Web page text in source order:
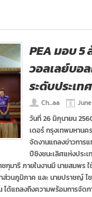
PEA มอบ 5
วอลเลย์บอ
ระดับประเทศ
Ch...aa
วันที่ 26 มิภุนายน
เดอร์ กรุงเทพมหานค
จัดงานแถลงข่าวการ
ปีชิงชนะเลิศแห่งประ
กุมารี ภายในงานมี นายสมพร
ส่วนภูมิภาค และ นายปราชญ์
ด้แถลงถึงความพร้อมการจัด